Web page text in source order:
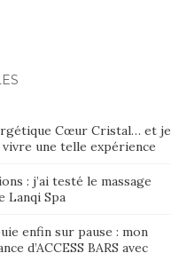
Cœur Cristal… et je
vivre une telle expérience
: j’ai testé le massage
Lanqi Spa
enfin sur pause : mon
d’ACCESS BARS avec